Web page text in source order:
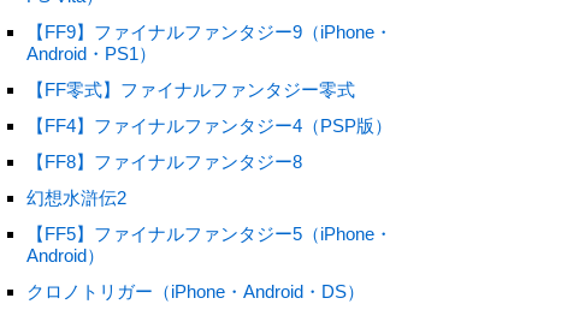
【FF9】ファイナルファンタジー9（iPhone・
Android・PS1）
【FF零式】ファイナルファンタジー零式
【FF4】ファイナルファンタジー4（PSP版）
【FF8】ファイナルファンタジー8
幻想水滸伝2
【FF5】ファイナルファンタジー5（iPhone・
Android）
クロノトリガー（iPhone・Android・DS）